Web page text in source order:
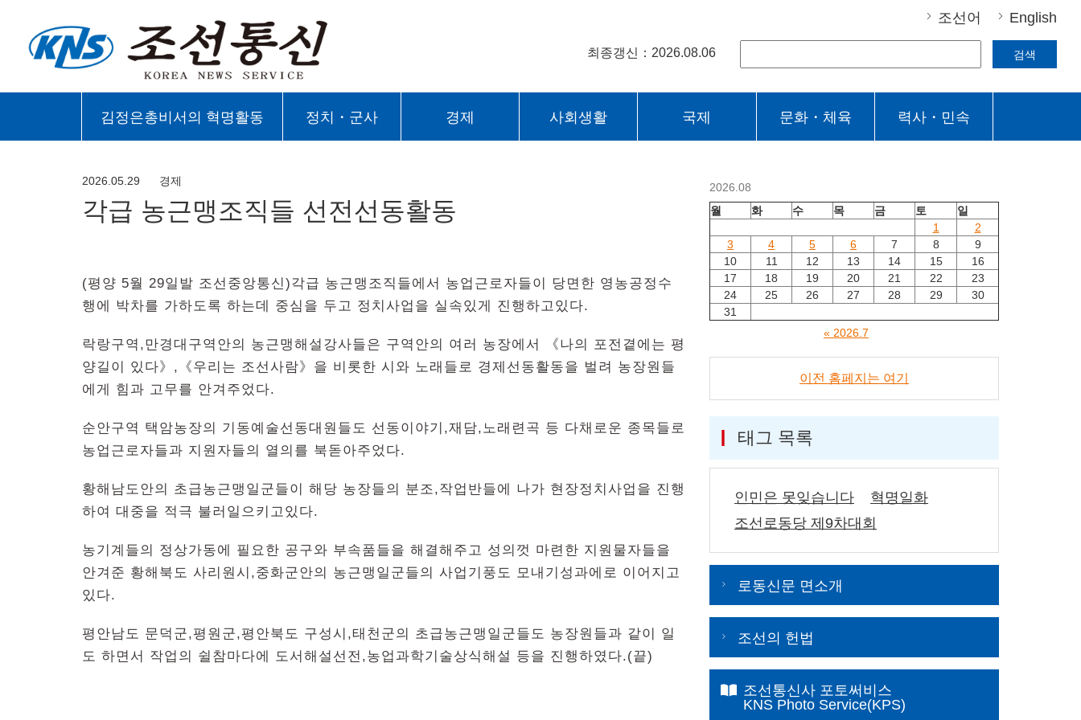
조선어 English
최종갱신：2026.08.06 검색
김정은총비서의 혁명활동 정치・군사 경제 사회생활 국제 문화・체육 력사・민속
2026.05.29 경제
각급 농근맹조직들 선전선동활동
(평양 5월 29일발 조선중앙통신)각급 농근맹조직들에서 농업근로자들이 당면한 영농공정수
행에 박차를 가하도록 하는데 중심을 두고 정치사업을 실속있게 진행하고있다.
락랑구역,만경대구역안의 농근맹해설강사들은 구역안의 여러 농장에서 《나의 포전곁에는 평
양길이 있다》,《우리는 조선사람》을 비롯한 시와 노래들로 경제선동활동을 벌려 농장원들
에게 힘과 고무를 안겨주었다.
순안구역 택암농장의 기동예술선동대원들도 선동이야기,재담,노래련곡 등 다채로운 종목들로
농업근로자들과 지원자들의 열의를 북돋아주었다.
황해남도안의 초급농근맹일군들이 해당 농장들의 분조,작업반들에 나가 현장정치사업을 진행
하여 대중을 적극 불러일으키고있다.
농기계들의 정상가동에 필요한 공구와 부속품들을 해결해주고 성의껏 마련한 지원물자들을
안겨준 황해북도 사리원시,중화군안의 농근맹일군들의 사업기풍도 모내기성과에로 이어지고
있다.
평안남도 문덕군,평원군,평안북도 구성시,태천군의 초급농근맹일군들도 농장원들과 같이 일
도 하면서 작업의 쉴참마다에 도서해설선전,농업과학기술상식해설 등을 진행하였다.(끝)
2026.08
월
화 수 목 금 토
일
1
2
3
4 5 6 7 8
9
10
11 12 13 14 15
16
17
18 19 20 21 22
23
24
25 26 27 28 29
30
31
« 2026.7
이전 홈페지는 여기
태그 목록
인민은 못잊습니다
혁명일화
조선로동당 제9차대회
로동신문 면소개
조선의 헌법
조선통신사 포토써비스
KNS Photo Service(KPS)